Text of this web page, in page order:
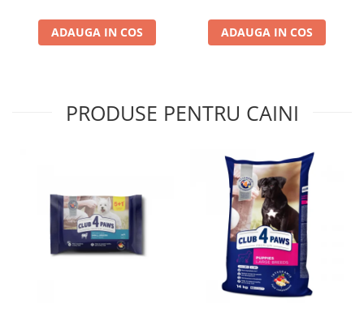
ADAUGA IN COS ADAUGA IN COS
PRODUSE PENTRU CAINI